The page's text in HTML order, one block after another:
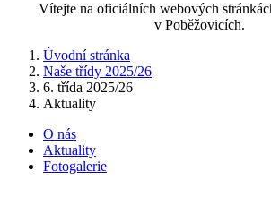
Vítejte na oficiálních webových
v Poběžovicích.
Úvodní stránka
Naše třídy 2025/26
6. třída 2025/26
Aktuality
O nás
Aktuality
Fotogalerie